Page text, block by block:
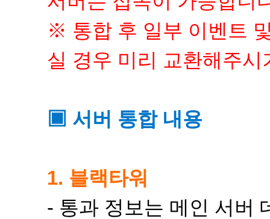
※​ 통합 후 일부 이벤트
실 경우 미리 교환해주시
▣ 서버 통합 내용
1. 블랙타워
- 통과 정보는 메인 서버